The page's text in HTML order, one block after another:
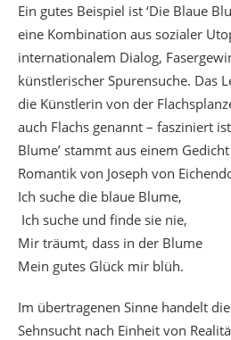
Ein gutes Beispiel ist ‘Die Blaue
eine Kombination aus sozialer
internationalem Dialog,
künstlerischer Spurensuche. Das
die Künstlerin von der
auch Flachs genannt – fasziniert
Blume’ stammt aus einem
Romantik von Joseph von
Ich suche die blaue Blume,
Ich suche und finde sie nie,
Mir träumt, dass in der Blume
Mein gutes Glück mir blüh.
Im übertragenen Sinne handelt
Sehnsucht nach Einheit von